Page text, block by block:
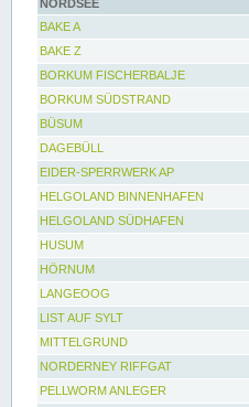
NORDSEE
BAKE A
BAKE Z
BORKUM FISCHERBALJE
BORKUM SÜDSTRAND
BÜSUM
DAGEBÜLL
EIDER-SPERRWERK AP
HELGOLAND BINNENHAFEN
HELGOLAND SÜDHAFEN
HUSUM
HÖRNUM
LANGEOOG
LIST AUF SYLT
MITTELGRUND
NORDERNEY RIFFGAT
PELLWORM ANLEGER